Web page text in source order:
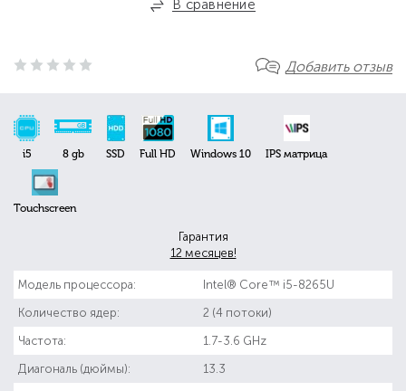
Добавить отзыв
i5 8 gb SSD Full HD Windows 10 IPS матрица
Touchscreen
Гарантия
12 месяцев!
Модель процессора: Intel® Core™ i5-8265U
Количество ядер: 2 (4 потоки)
Частота: 1.7-3.6 GHz
Диагональ (дюймы): 13.3
В сравнение